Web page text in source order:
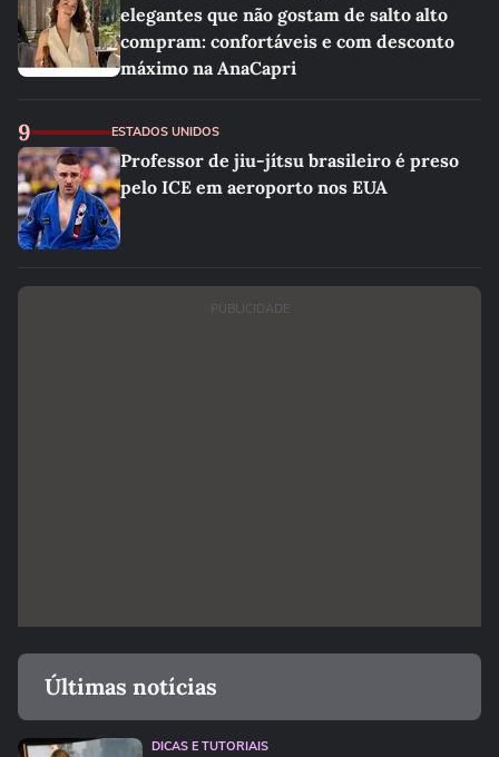
elegantes que não gostam de salto alto
compram: confortáveis e com desconto
máximo na AnaCapri
9 ESTADOS UNIDOS
Professor de jiu-jítsu brasileiro é preso
pelo ICE em aeroporto nos EUA
PUBLICIDADE
Últimas notícias
DICAS E TUTORIAIS